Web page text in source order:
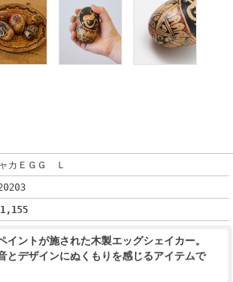
カＥＧＧ Ｌ
1,155
イントが施された木製エッグシェイカー。
とデザインにぬくもりを感じるアイテムで